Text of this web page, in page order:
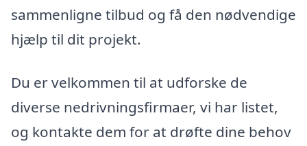
sammenligne tilbud og få den nødvendige
hjælp til dit projekt.
Du er velkommen til at udforske de
diverse nedrivningsfirmaer, vi har listet,
og kontakte dem for at drøfte dine behov